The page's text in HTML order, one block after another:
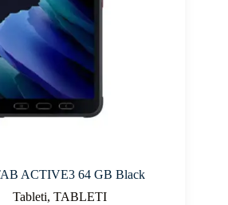
ACTIVE3 64 GB Black
Tableti,TABLETI